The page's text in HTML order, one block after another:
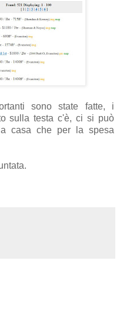
sono state fatte, i
sulla testa c'è, ci si può
casa che per la spesa